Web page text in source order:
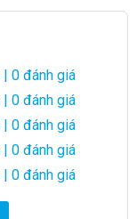
| 0 đánh giá
| 0 đánh giá
| 0 đánh giá
| 0 đánh giá
| 0 đánh giá